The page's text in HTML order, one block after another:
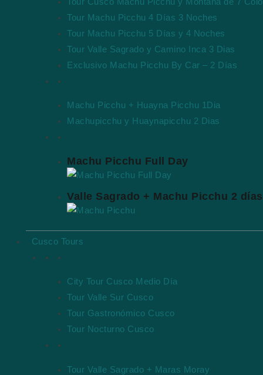
Tour Machu Picchu 4 Días 3 Noches
Tour Machu Picchu 5 Días y 4 Noches
Tour Valle Sagrado y Camino Inca 3 Dias
Exclusivo Machu Picchu By Car – 2 Días
Machu Picchu + Huayna Picchu 1Dia
Machupicchu y Huaynapicchu 2 Dias
Machu Picchu Full Day
Valle Sagrado + Machu Picchu 2 días
Cusco Tours
City Tour Cusco Medio Día
Tour Valle Sur Cusco
Tour Gastronómico Cusco
Tour Nocturno Cusco
Tour Valle Sagrado + Maras Moray